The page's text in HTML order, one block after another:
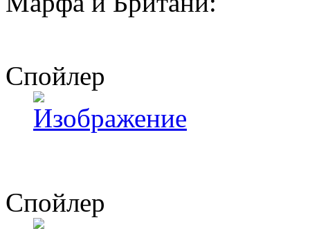
Спойлер
Спойлер